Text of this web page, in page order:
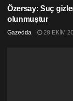
Özersay: Suç
olunmuştur
Gazedda 28 EKIM